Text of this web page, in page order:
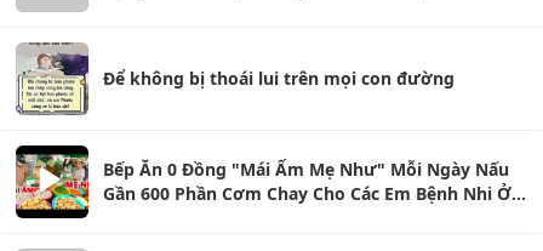
Để không bị thoái lui trên mọi con đường
Bếp Ăn 0 Đồng "Mái Ấm Mẹ Như" Mỗi Ngày Nấu
Gần 600 Phần Cơm Chay Cho Các Em Bệnh Nhi Ở